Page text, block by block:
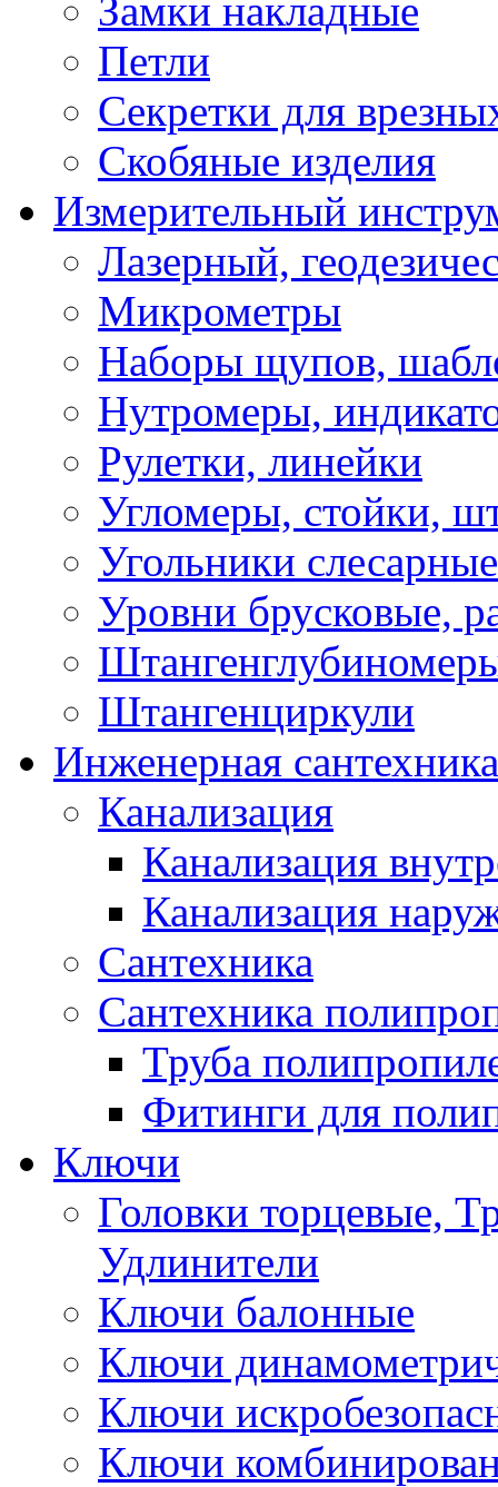
Замки накладные
Петли
Секретки для
Скобяные изделия
Измерительный
Лазерный,
Микрометры
Наборы щупов,
Нутромеры,
Рулетки, линейки
Угломеры, стойки,
Угольники слесарные
Уровни брусковые,
Штангенциркули
Инженерная сантехника
Канализация
Канализация
Канализация
Сантехника
Сантехника
Труба
Фитинги для
Ключи
Головки торцевые,
Удлинители
Ключи балонные
Ключи
Ключи
Ключи